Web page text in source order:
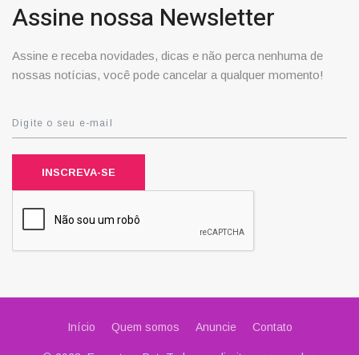
Assine nossa Newsletter
Assine e receba novidades, dicas e não perca nenhuma de
nossas notícias, você pode cancelar a qualquer momento!
INSCREVA-SE
Início Quem somos Anuncie Contato